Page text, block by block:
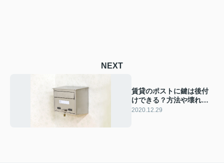
NEXT
賃貸のポストに鍵は後付
けできる？方法や壊れた
場合の対処法を解説
2020.12.29